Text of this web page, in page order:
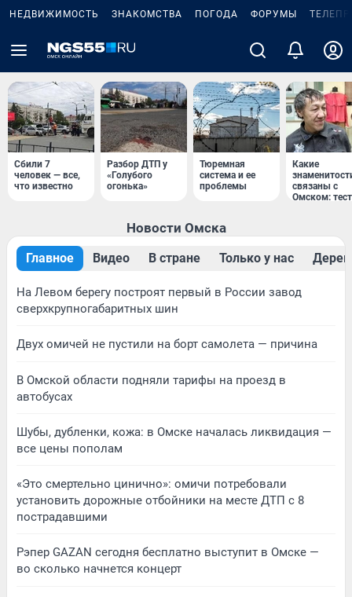
НЕДВИЖИМОСТЬ ЗНАКОМСТВА ПОГОДА ФОРУМЫ
Сбили 7
человек — все,
что известно
Разбор ДТП у
«Голубого
огонька»
Тюремная
система и ее
проблемы
Какие
связаны с
Омском: тест
Новости Омска
Главное Видео В стране Только у нас
На Левом берегу построят первый в России завод
сверхкрупногабаритных шин
Двух омичей не пустили на борт самолета — причина
В Омской области подняли тарифы на проезд в
автобусах
Шубы, дубленки, кожа: в Омске началась ликвидация —
все цены пополам
«Это смертельно цинично»: омичи потребовали
установить дорожные отбойники на месте ДТП с 8
пострадавшими
Рэпер GAZAN сегодня бесплатно выступит в Омске —
во сколько начнется концерт